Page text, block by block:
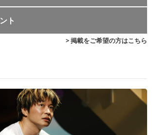
ト
> 掲載をご希望の方はこちら